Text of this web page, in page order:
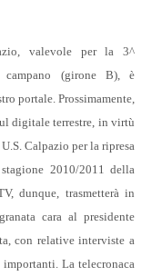
valevole per la 3^
campano (girone B), è
portale. Prossimamente,
digitale terrestre, in virtù
Calpazio per la ripresa
2010/2011 della
dunque, trasmetterà in
cara al presidente
con relative interviste a
La telecronaca